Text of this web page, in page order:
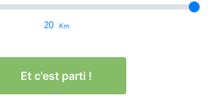
20 Km
Et c'est parti !